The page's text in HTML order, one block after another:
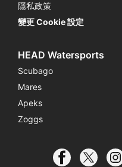
隱私政策
變更 Cookie 設定
HEAD Watersports
Scubago
Mares
Apeks
Zoggs